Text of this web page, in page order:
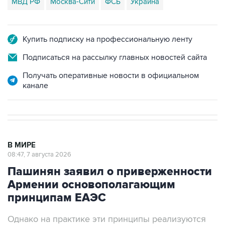
Купить подписку на профессиональную ленту
Подписаться на рассылку главных новостей сайта
Получать оперативные новости в официальном
канале
В МИРЕ
08:47, 7 августа 2026
Пашинян заявил о приверженности
Армении основополагающим
принципам ЕАЭС
Однако на практике эти принципы реализуются